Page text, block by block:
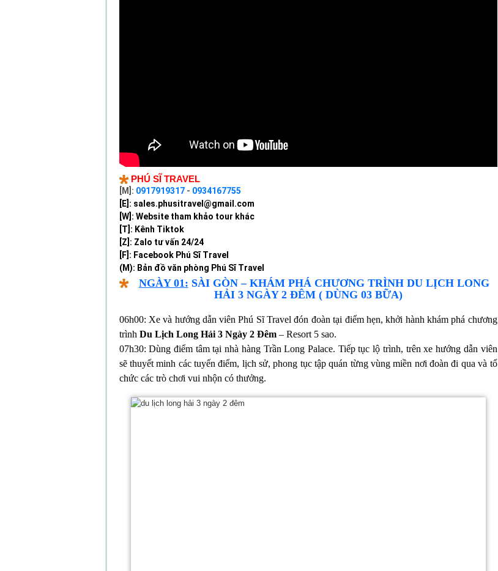
​PHÚ SĨ TRAVEL
[M]: 0917919317- 0934167755
[E]: sales.phusitravel@gmail.com
[W]: Website tham khảo tour khác
[T]: Kênh Tiktok
[Z]: Zalo tư vấn 24/24
[F]: Facebook Phú Sĩ Travel
(M): Bản đồ văn phòng Phú Sĩ Travel
NGÀY 01: SÀI GÒN – KHÁM PHÁ CHƯƠNG TRÌNH DU LỊCH LONG
HẢI 3 NGÀY 2 ĐÊM ( DÙNG 03 BỮA)
06h00: Xe và hướng dẫn viên Phú Sĩ Travel đón đoàn tại điểm hẹn, khởi hành khám phá chương
trình Du Lịch Long Hải 3 Ngày 2 Đêm– Resort 5 sao.
07h30: Dùng điểm tâm tại nhà hàng Trần Long Palace. Tiếp tục lộ trình, trên xe hướng dẫn viên
sẽ thuyết minh các tuyến điểm, lịch sử, phong tục tập quán từng vùng miền nơi đoàn đi qua và tổ
chức các trò chơi vui nhộn có thưởng.